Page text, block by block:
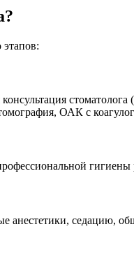
этапов:
ОАК с
гигиены
анестетики, седацию,